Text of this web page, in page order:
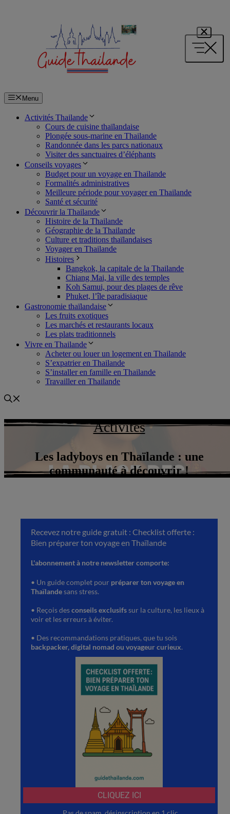
Menu
Activités Thailande
Cours de cuisine thaïlandaise
Plongée sous-marine en Thailande
Randonnée dans les parcs nationaux
Visiter des sanctuaires d’éléphants
Conseils voyages
Budget pour un voyage en Thailande
Formalités administratives
Meilleure période pour voyager en Thailande
Santé et sécurité
Découvrir la Thailande
Histoire de la Thailande
Géographie de la Thailande
Culture et traditions thaïlandaises
Voyager en Thailande
Histoires
Bangkok, la capitale de la Thailande
Chiang Mai, la ville des temples
Koh Samui, pour des plages de rêve
Phuket, l’île paradisiaque
Gastronomie thaïlandaise
Les fruits exotiques
Les marchés et restaurants locaux
Les plats traditionnels
Vivre en Thailande
Acheter ou louer un logement en Thailande
S’expatrier en Thailande
S’installer en famille en Thailande
Travailler en Thailande
Activités
Les ladyboys en Thaïlande : une
communauté à découvrir !